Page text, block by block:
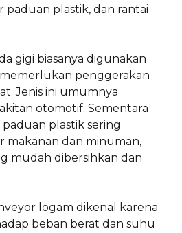
paduan plastik, dan rantai
gigi biasanya digunakan
penggerakan
Jenis ini umumnya
otomotif. Sementara
plastik sering
makanan dan minuman,
mudah dibersihkan dan
logam dikenal karena
beban berat dan suhu